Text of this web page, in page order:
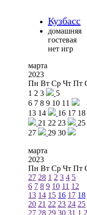
Кузбасс
домашняя
гостевая
нет игр
марта
2023
Пн Вт Ср Чт Пт
1 2 3
5
6 7 8 9 10 11
13 14 16 17 18
21 22 23 25
27
29 30
марта
2023
Пн Вт Ср Чт Пт
27 28 1 2 3 4 5
6 7 8 9 10 11 12
13 14 15 16 17 18
20 21 22 23 24 25
27 28 29 30 31 1 2